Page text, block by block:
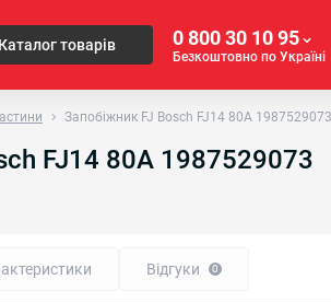
Каталог товарів 0 800 30 10 95
Безкоштовно по Україні
Запобіжник FJ Bosch FJ14 80A 1987529073
FJ14 80A 1987529073
Відгуки 0